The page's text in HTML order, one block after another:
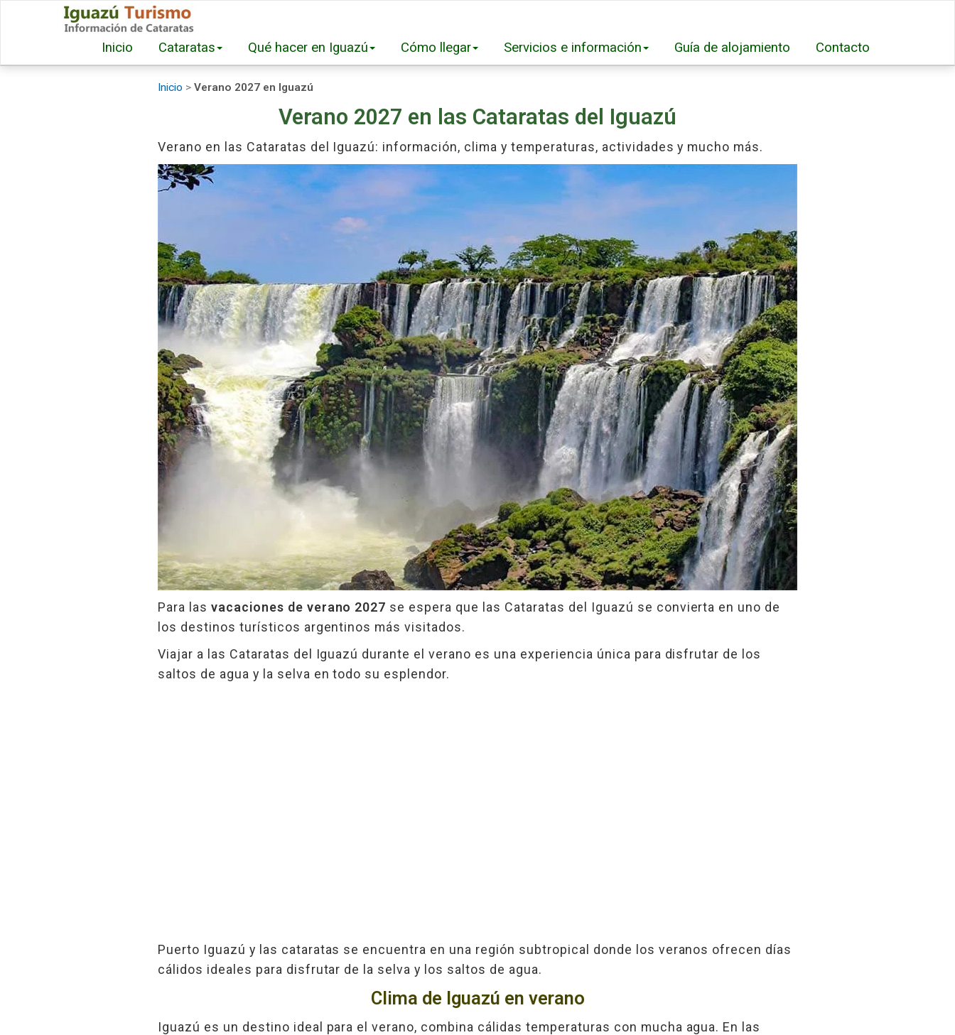
Inicio Cataratas Qué hacer en Iguazú Cómo llegar Servicios e información Guía de alojamiento Contacto
Inicio > Verano 2027 en Iguazú
Verano 2027 en las Cataratas del Iguazú
Verano en las Cataratas del Iguazú: información, clima y temperaturas, actividades y mucho más.
Para las vacaciones de verano 2027 se espera que las Cataratas del Iguazú se convierta en uno de
los destinos turísticos argentinos más visitados.
Viajar a las Cataratas del Iguazú durante el verano es una experiencia única para disfrutar de los
saltos de agua y la selva en todo su esplendor.
Puerto Iguazú y las cataratas se encuentra en una región subtropical donde los veranos ofrecen días
cálidos ideales para disfrutar de la selva y los saltos de agua.
Clima de Iguazú en verano
Iguazú es un destino ideal para el verano, combina cálidas temperaturas con mucha agua. En las